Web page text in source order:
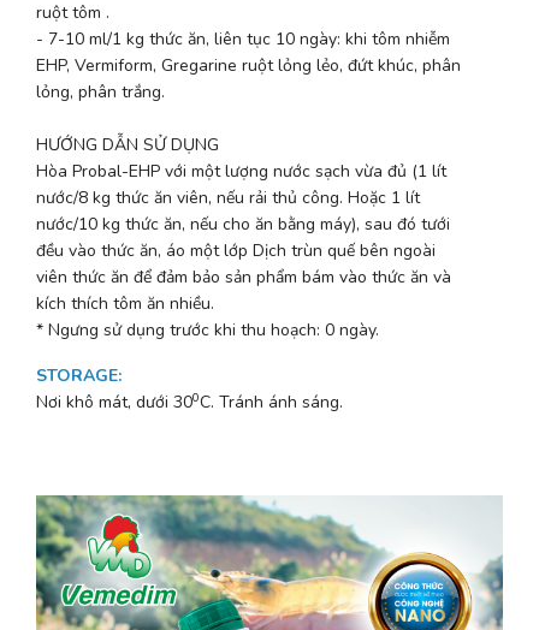
ruột tôm .
- 7-10 ml/1 kg thức ăn, liên tục 10 ngày: khi tôm nhiễm
EHP, Vermiform, Gregarine ruột lỏng lẻo, đứt khúc, phân
lỏng, phân trắng.
HƯỚNG DẪN SỬ DỤNG
Hòa Probal-EHP với một lượng nước sạch vừa đủ (1 lít
nước/8 kg thức ăn viên, nếu rải thủ công. Hoặc 1 lít
nước/10 kg thức ăn, nếu cho ăn bằng máy), sau đó tưới
đều vào thức ăn, áo một lớp Dịch trùn quế bên ngoài
viên thức ăn để đảm bảo sản phẩm bám vào thức ăn và
kích thích tôm ăn nhiều.
* Ngưng sử dụng trước khi thu hoạch: 0 ngày.
STORAGE:
Nơi khô mát, dưới 300C. Tránh ánh sáng.